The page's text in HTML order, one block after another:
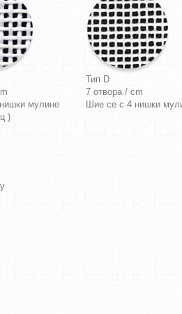
мулине
)
Тип D
7 отвора / cm
Шие се с 4 нишки